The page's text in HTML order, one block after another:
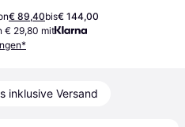
€ 89,40bis€ 144,00
€ 29,80 mit
inklusive Versand